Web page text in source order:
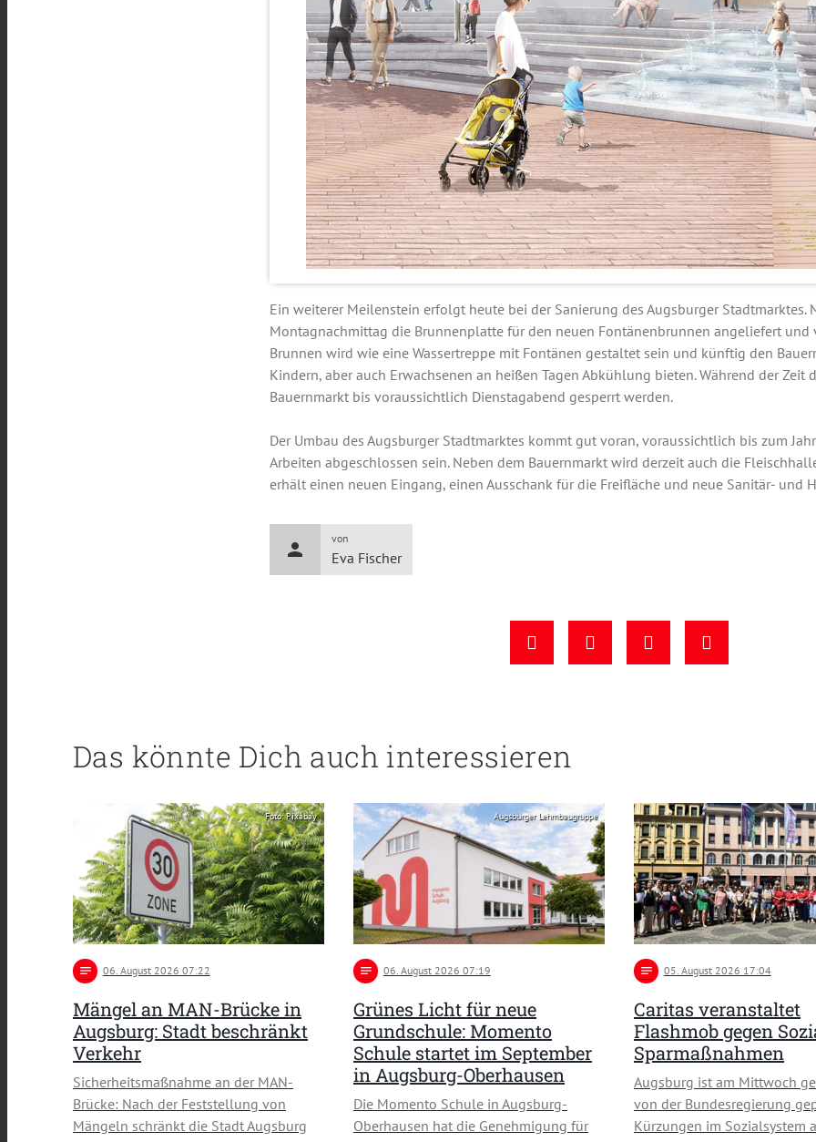
Ein weiterer Meilenstein erfolgt heute bei der Sanierung des Augsburger Stadtmarktes.
Montagnachmittag die Brunnenplatte für den neuen Fontänenbrunnen angeliefert und
Brunnen wird wie eine Wassertreppe mit Fontänen gestaltet sein und künftig den
Kindern, aber auch Erwachsenen an heißen Tagen Abkühlung bieten. Während der Zeit
Bauernmarkt bis voraussichtlich Dienstagabend gesperrt werden.
Der Umbau des Augsburger Stadtmarktes kommt gut voran, voraussichtlich bis zum
Arbeiten abgeschlossen sein. Neben dem Bauernmarkt wird derzeit auch die
erhält einen neuen Eingang, einen Ausschank für die Freifläche und neue Sanitär- und
person
von
Eva Fischer
Das könnte Dich auch interessieren
Foto: Pixabay
notes 06. August 2026 07:22
Mängel an MAN-Brücke in
Augsburg: Stadt beschränkt
Verkehr
Sicherheitsmaßnahme an der MAN-
Brücke: Nach der Feststellung von
Mängeln schränkt die Stadt Augsburg
Augsburger Lehmbaugruppe
notes 06. August 2026 07:19
Grünes Licht für neue
Grundschule: Momento
Schule startet im September
in Augsburg-Oberhausen
Die Momento Schule in Augsburg-
Oberhausen hat die Genehmigung für
notes 05. August 2026 17:04
Caritas veranstaltet
Flashmob gegen
Sparmaßnahmen
Augsburg ist am Mittwoch
von der Bundesregierung
Kürzungen im Sozialsystem